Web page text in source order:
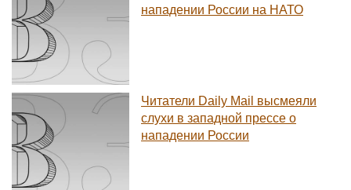
нападении России на НАТО
Читатели Daily Mail высмеяли
слухи в западной прессе о
нападении России